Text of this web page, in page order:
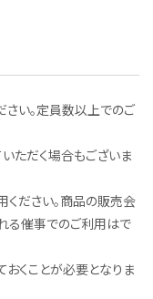
い。定員数以上でのご
ただく場合もございま
ください。商品の販売会
る催事でのご利用はで
くことが必要となりま